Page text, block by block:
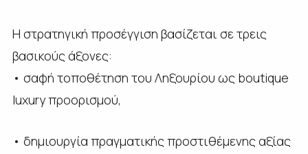
Η στρατηγική προσέγγιση βασίζεται σε τρεις
βασικούς άξονες:
• σαφή τοποθέτηση του Ληξουρίου ως boutique
luxury προορισμού,
• δημιουργία πραγματικής προστιθέμενης αξίας